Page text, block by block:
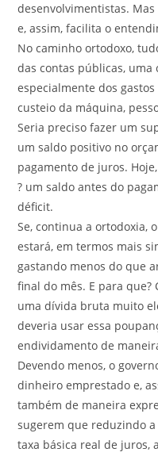
desenvolvimentistas.
e, assim, facilita o
No caminho ortodoxo,
das contas públicas, uma
especialmente dos
custeio da máquina,
Seria preciso fazer um
um saldo positivo no
pagamento de juros.
? um saldo antes do
déficit.
Se, continua a ortodoxia,
estará, em termos mais
gastando menos do que
final do mês. E para
uma dívida bruta muito
deveria usar essa
endividamento de
Devendo menos, o
dinheiro emprestado e,
também de maneira
sugerem que reduzindo
taxa básica real de juros,